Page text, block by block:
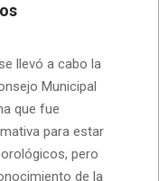
llevó a cabo la
Municipal
que fue
para estar
pero
de la